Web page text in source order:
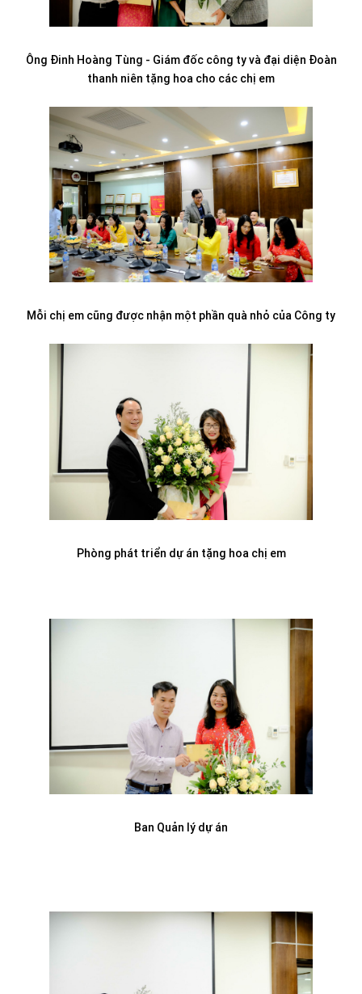
Ông Đinh Hoàng Tùng - Giám đốc công ty và đại diện Đoàn
thanh niên tặng hoa cho các chị em
Mỗi chị em cũng được nhận một phần quà nhỏ của Công ty
Phòng phát triển dự án tặng hoa chị em
Ban Quản lý dự án